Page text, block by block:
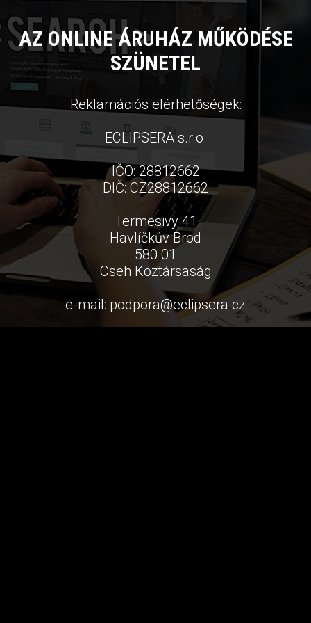
AZ ONLINE ÁRUHÁZ MŰKÖDÉSE
SZÜNETEL
Reklamációs elérhetőségek:
ECLIPSERA s.r.o.
IČO: 28812662
DIČ: CZ28812662
Termesivy 41
Havlíčkův Brod
580 01
Cseh Köztársaság
e-mail: podpora@eclipsera.cz